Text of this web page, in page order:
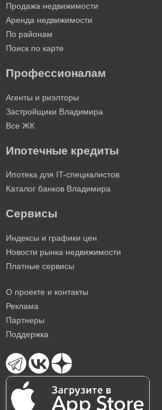
Продажа недвижимости
Аренда недвижимости
По районам
Поиск по карте
Профессионалам
Агенты и риэлторы
Застройщики Владимира
Все ЖК
Ипотечные кредиты
Ипотека для IT-специалистов
Каталог банков Владимира
Сервисы
Индексы и графики цен
Новости рынка недвижимости
Платные сервисы
О проекте и контакты
Реклама
Партнеры
Поддержка